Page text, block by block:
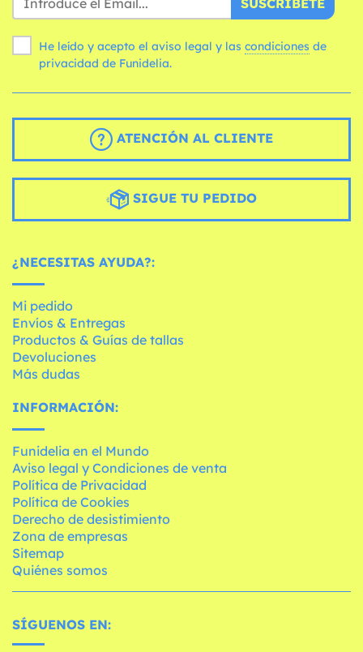
SUSCRÍBETE
He leído y acepto el aviso legal y las condiciones
privacidad de Funidelia.
ATENCIÓN AL CLIENTE
SIGUE TU PEDIDO
¿NECESITAS AYUDA?:
Mi pedido
Envíos & Entregas
Productos & Guías de tallas
Devoluciones
Más dudas
INFORMACIÓN:
Funidelia en el Mundo
Aviso legal y Condiciones de venta
Política de Privacidad
Política de Cookies
Derecho de desistimiento
Zona de empresas
Sitemap
Quiénes somos
SÍGUENOS EN: